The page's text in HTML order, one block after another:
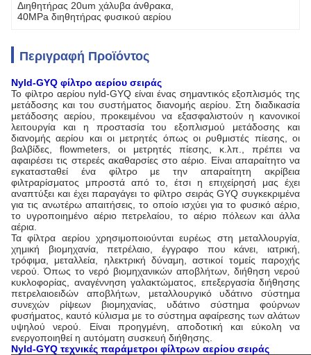
Διηθητήρας 20um χάλυβα άνθρακα
40MPa διηθητήρας φυσικού αερίου
Περιγραφή Προϊόντος
Nyld-GYQ φίλτρο αερίου σειράς
Το φίλτρο αερίου nyld-GYQ είναι ένας σημαντικός εξοπλισμός της
μετάδοσης και του συστήματος διανομής αερίου. Στη διαδικασία
μετάδοσης αερίου, προκειμένου να εξασφαλιστούν η κανονικοί
λειτουργία και η προστασία του εξοπλισμού μετάδοσης και
διανομής αερίου και οι μετρητές όπως οι ρυθμιστές πίεσης, οι
βαλβίδες, flowmeters, οι μετρητές πίεσης, κ.λπ., πρέπει να
αφαιρέσει τις στερεές ακαθαρσίες στο αέριο. Είναι απαραίτητο να
εγκατασταθεί ένα φίλτρο με την απαραίτητη ακρίβεια
φιλτραρίσματος μπροστά από το, έτσι η επιχείρησή μας έχει
αναπτύξει και έχει παραγάγει το φίλτρο σειράς GYQ συγκεκριμένα
για τις ανωτέρω απαιτήσεις, το οποίο ισχύει για το φυσικό αέριο,
το υγροποιημένο αέριο πετρελαίου, το αέριο πόλεων και άλλα
αέρια.
Τα φίλτρα αερίου χρησιμοποιούνται ευρέως στη μεταλλουργία,
χημική βιομηχανία, πετρέλαιο, έγγραφο που κάνει, ιατρική,
τρόφιμα, μεταλλεία, ηλεκτρική δύναμη, αστικοί τομείς παροχής
νερού. Όπως το νερό βιομηχανικών αποβλήτων, διήθηση νερού
κυκλοφορίας, αναγέννηση γαλακτώματος, επεξεργασία διήθησης
πετρελαιοειδών αποβλήτων, μεταλλουργικό υδάτινο σύστημα
συνεχών ρίψεων βιομηχανίας, υδάτινο σύστημα φούρνων
φυσήματος, καυτό κύλισμα με το σύστημα αφαίρεσης των αλάτων
υψηλού νερού. Είναι προηγμένη, αποδοτική και εύκολη να
ενεργοποιηθεί η αυτόματη συσκευή διήθησης.
Nyld-GYQ τεχνικές παράμετροι φίλτρων αερίου σειράς